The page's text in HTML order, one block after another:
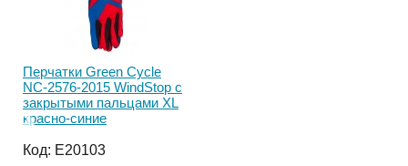
Перчатки Green Cycle
NC-2576-2015 WindStop с
закрытыми пальцами XL
красно-синие
Код: E20103